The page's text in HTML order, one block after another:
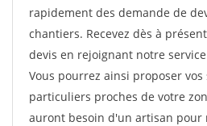
rapidement des demande de
chantiers. Recevez dès à
devis en rejoignant notre
Vous pourrez ainsi proposer vos
particuliers proches de votre
auront besoin d'un artisan pour